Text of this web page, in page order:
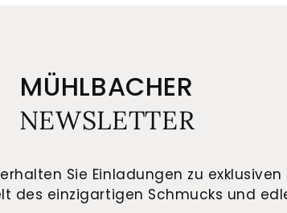
MÜHLBACHER
NEWSLETTER
Sie Einladungen zu
des einzigartigen Schmucks und